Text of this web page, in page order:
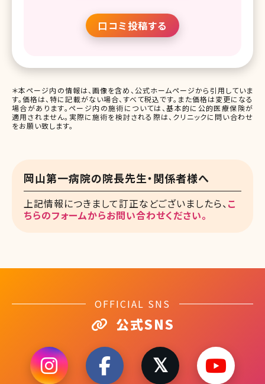
口コミ投稿する
＊本ページ内の情報は、画像を含め、公式ホームページから引用していま
す。価格は、特に記載がない場合、すべて税込です。また価格は変更になる
場合があります。ページ内の施術については、基本的に公的医療保険が
適用されません。実際に施術を検討される際は、クリニックに問い合わせ
をお願い致します。
岡山第一病院の院長先生・関係者様へ
上記情報につきまして訂正などございましたら、こ
ちらのフォームからお問い合わせください。
OFFICIAL SNS
公式SNS